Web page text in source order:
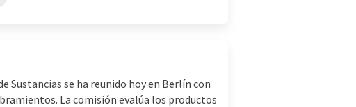
Sustancias se ha reunido hoy en Berlín con
La comisión evalúa los productos